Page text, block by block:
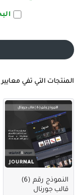
المنتجات التي تفي
النموذج رقم (6)
قالب جورنال